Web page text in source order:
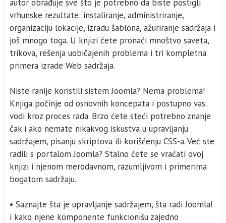
autor obrađuje sve što je potrebno da biste postigli
vrhunske rezultate: instaliranje, administriranje,
organizaciju lokacije, izradu šablona, ažuriranje sadržaja i
još mnogo toga. U knjizi ćete pronaći mnoštvo saveta,
trikova, rešenja uobičajenih problema i tri kompletna
primera izrade Web sadržaja.
Niste ranije koristili sistem Joomla? Nema problema!
Knjiga počinje od osnovnih koncepata i postupno vas
vodi kroz proces rada. Brzo ćete steći potrebno znanje
čak i ako nemate nikakvog iskustva u upravljanju
sadržajem, pisanju skriptova ili korišćenju CSS-a. Već ste
radili s portalom Joomla? Stalno ćete se vraćati ovoj
knjizi i njenom merodavnom, razumljivom i primerima
bogatom sadržaju.
• Saznajte šta je upravljanje sadržajem, šta radi Joomla!
i kako njene komponente funkcionišu zajedno